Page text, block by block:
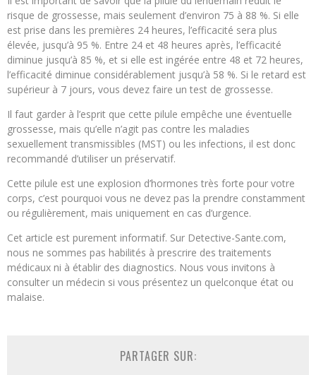
risque de grossesse, mais seulement d’environ 75 à 88 %. Si elle
est prise dans les premières 24 heures, l’efficacité sera plus
élevée, jusqu’à 95 %. Entre 24 et 48 heures après, l’efficacité
diminue jusqu’à 85 %, et si elle est ingérée entre 48 et 72 heures,
l’efficacité diminue considérablement jusqu’à 58 %. Si le retard est
supérieur à 7 jours, vous devez faire un test de grossesse.
Il faut garder à l’esprit que cette pilule empêche une éventuelle
grossesse, mais qu’elle n’agit pas contre les maladies
sexuellement transmissibles (MST) ou les infections, il est donc
recommandé d’utiliser un préservatif.
Cette pilule est une explosion d’hormones très forte pour votre
corps, c’est pourquoi vous ne devez pas la prendre constamment
ou régulièrement, mais uniquement en cas d’urgence.
Cet article est purement informatif. Sur Detective-Sante.com,
nous ne sommes pas habilités à prescrire des traitements
médicaux ni à établir des diagnostics. Nous vous invitons à
consulter un médecin si vous présentez un quelconque état ou
malaise.
PARTAGER SUR: